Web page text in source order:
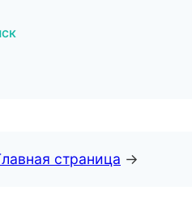
страница →